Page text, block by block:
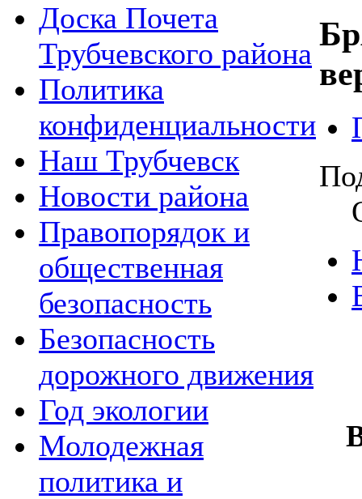
Доска Почета
Трубчевского района
Политика
конфиденциальности
Наш Трубчевск
Новости района
Правопорядок и
общественная
безопасность
Безопасность
дорожного движения
Год экологии
Молодежная
политика и